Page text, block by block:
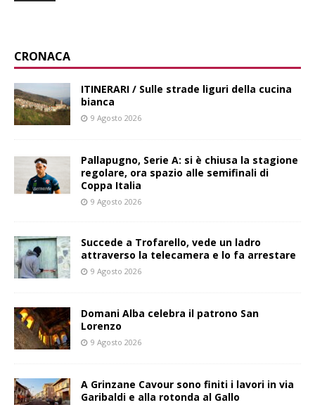
CRONACA
ITINERARI / Sulle strade liguri della cucina
bianca
9 Agosto 2026
Pallapugno, Serie A: si è chiusa la stagione
regolare, ora spazio alle semifinali di
Coppa Italia
9 Agosto 2026
Succede a Trofarello, vede un ladro
attraverso la telecamera e lo fa arrestare
9 Agosto 2026
Domani Alba celebra il patrono San
Lorenzo
9 Agosto 2026
A Grinzane Cavour sono finiti i lavori in via
Garibaldi e alla rotonda al Gallo